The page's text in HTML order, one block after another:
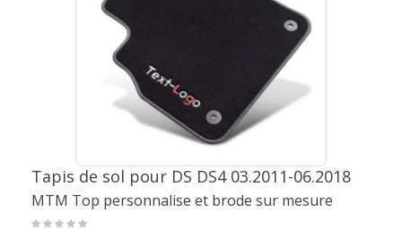
Tapis de sol pour DS DS4 03.2011-06.2018
MTM Top personnalise et brode sur mesure